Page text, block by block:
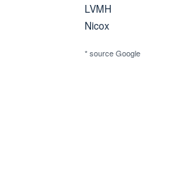
LVMH
Nicox
* source Google